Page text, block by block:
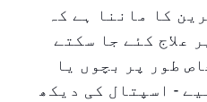
کا ماننا ہے کہ
علاج کئے جا سکتے
طور پر بچوں یا
- اسپتال کی دیکھ